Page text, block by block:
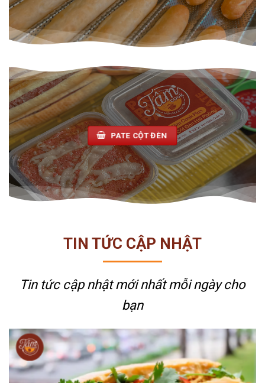
PATE CỘT ĐÈN
TIN TỨC CẬP NHẬT
Tin tức cập nhật mới nhấtmỗi ngày cho
bạn